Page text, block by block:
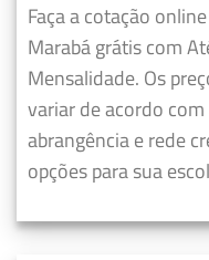
Faça a cotação
Marabá grátis com
Mensalidade. Os
variar de acordo
abrangência e rede
opções para sua